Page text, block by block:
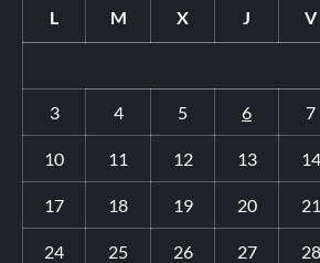
L M X J V
3 4 5 6 7
10 11 12 13 14
17 18 19 20 21
24 25 26 27 28